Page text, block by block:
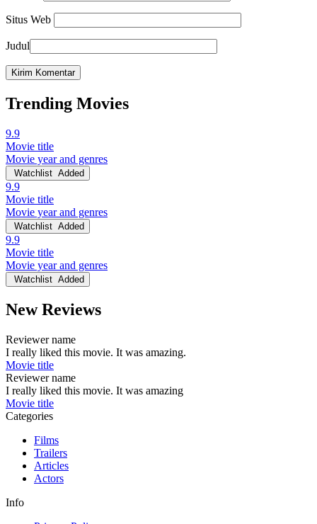
Situs Web
Judul
Trending Movies
9.9
Movie title
Movie year and genres
Watchlist Added
9.9
Movie title
Movie year and genres
Watchlist Added
9.9
Movie title
Movie year and genres
Watchlist Added
New Reviews
Reviewer name
I really liked this movie. It was amazing.
Movie title
Reviewer name
I really liked this movie. It was amazing
Movie title
Categories
Films
Trailers
Articles
Actors
Info